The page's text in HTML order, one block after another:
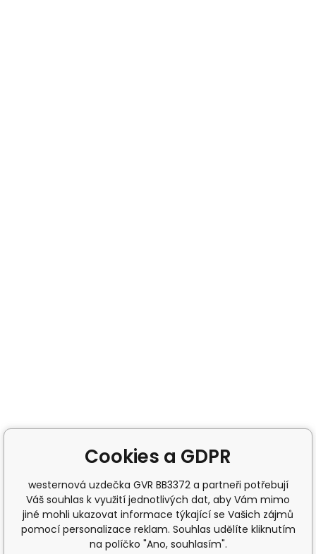
Cookies a GDPR
westernová uzdečka GVR BB3372 a partneři potřebují
Váš souhlas k využití jednotlivých dat, aby Vám mimo
jiné mohli ukazovat informace týkající se Vašich zájmů
pomocí personalizace reklam. Souhlas udělíte kliknutím
na políčko "Ano, souhlasím".